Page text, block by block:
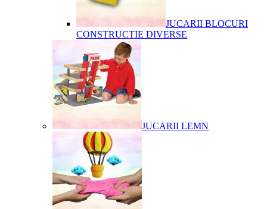
JUCARII BLOCURI
CONSTRUCTIE DIVERSE
JUCARII LEMN